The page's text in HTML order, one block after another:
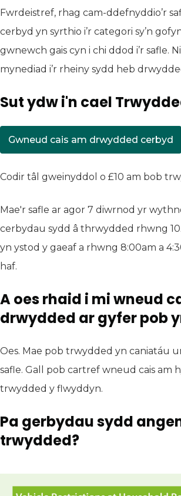
Fwrdeistref, rhag cam-ddefnyddio’r
cerbyd yn syrthio i’r categori sy’n
gwnewch gais cyn i chi ddod i’r safle.
mynediad i’r rheiny sydd heb
Sut ydw i'n cael
Gwneud cais am drwydded cerbyd
(yn agor mewn tab
Codir tâl gweinyddol o £10 am bob
Mae'r safle ar agor 7 diwrnod yr
cerbydau sydd â thrwydded rhwng
yn ystod y gaeaf a rhwng 8:00am a
haf.
A oes rhaid i mi wneud
drwydded ar gyfer pob
Oes. Mae pob trwydded yn caniatáu
safle. Gall pob cartref wneud cais am
trwydded y flwyddyn.
Pa gerbydau sydd
trwydded?